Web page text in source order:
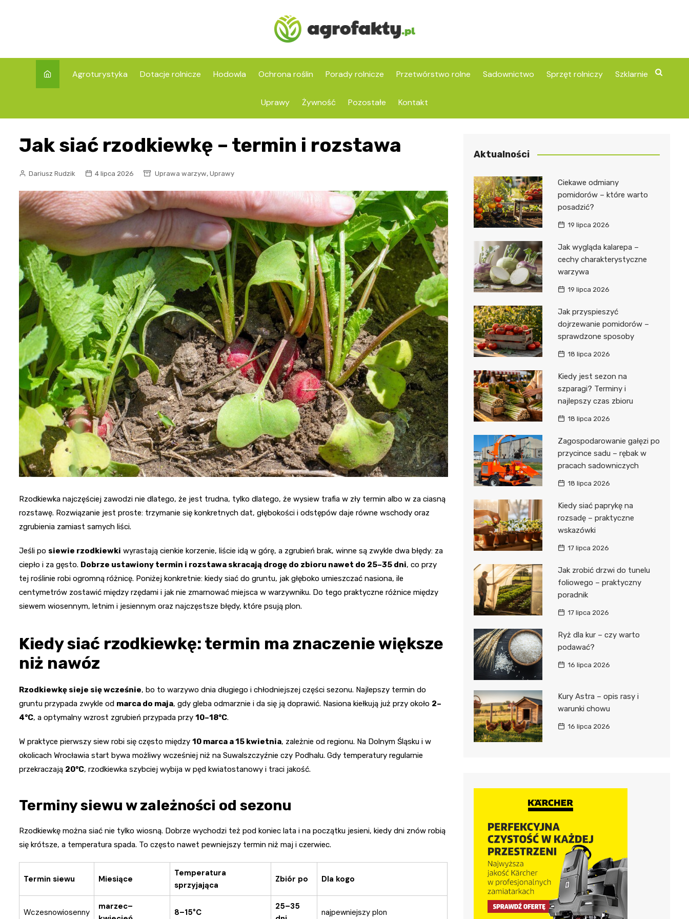
Agroturystyka Dotacje rolnicze Hodowla Ochrona roślin Porady rolnicze Przetwórstwo rolne Sadownictwo Sprzęt rolniczy Szklarnie
Uprawy Żywność Pozostałe Kontakt
Jak siać rzodkiewkę – termin i rozstawa
Dariusz Rudzik 4 lipca 2026 Uprawa warzyw, Uprawy
Rzodkiewka najczęściej zawodzi nie dlatego, że jest trudna, tylko dlatego, że wysiew trafia w zły termin albo w za ciasną
rozstawę. Rozwiązanie jest proste: trzymanie się konkretnych dat, głębokości i odstępów daje równe wschody oraz
zgrubienia zamiast samych liści.
Jeśli po siewie rzodkiewki wyrastają cienkie korzenie, liście idą w górę, a zgrubień brak, winne są zwykle dwa błędy: za
ciepło i za gęsto. Dobrze ustawiony termin i rozstawa skracają drogę do zbioru nawet do 25–35 dni, co przy
tej roślinie robi ogromną różnicę. Poniżej konkretnie: kiedy siać do gruntu, jak głęboko umieszczać nasiona, ile
centymetrów zostawić między rzędami i jak nie zmarnować miejsca w warzywniku. Do tego praktyczne różnice między
siewem wiosennym, letnim i jesiennym oraz najczęstsze błędy, które psują plon.
Kiedy siać rzodkiewkę: termin ma znaczenie większe
niż nawóz
Rzodkiewkę sieje się wcześnie, bo to warzywo dnia długiego i chłodniejszej części sezonu. Najlepszy termin do
gruntu przypada zwykle od marca do maja, gdy gleba odmarznie i da się ją doprawić. Nasiona kiełkują już przy około 2–
4°C, a optymalny wzrost zgrubień przypada przy 10–18°C.
W praktyce pierwszy siew robi się często między 10 marca a 15 kwietnia, zależnie od regionu. Na Dolnym Śląsku i w
okolicach Wrocławia start bywa możliwy wcześniej niż na Suwalszczyźnie czy Podhalu. Gdy temperatury regularnie
przekraczają 20°C, rzodkiewka szybciej wybija w pęd kwiatostanowy i traci jakość.
Terminy siewu w zależności od sezonu
Rzodkiewkę można siać nie tylko wiosną. Dobrze wychodzi też pod koniec lata i na początku jesieni, kiedy dni znów robią
się krótsze, a temperatura spada. To często nawet pewniejszy termin niż maj i czerwiec.
Termin siewu Miesiące
Temperatura
sprzyjająca
Zbiór po Dla kogo
Wczesnowiosenny
marzec–
8–15°C
25–35
najpewniejszy plon
Aktualności
Ciekawe odmiany
pomidorów – które warto
posadzić?
19 lipca 2026
Jak wygląda kalarepa –
cechy charakterystyczne
warzywa
19 lipca 2026
Jak przyspieszyć
dojrzewanie pomidorów –
sprawdzone sposoby
18 lipca 2026
Kiedy jest sezon na
szparagi? Terminy i
najlepszy czas zbioru
18 lipca 2026
Zagospodarowanie gałęzi po
przycince sadu – rębak w
pracach sadowniczych
18 lipca 2026
Kiedy siać paprykę na
rozsadę – praktyczne
wskazówki
17 lipca 2026
Jak zrobić drzwi do tunelu
foliowego – praktyczny
poradnik
17 lipca 2026
Ryż dla kur – czy warto
podawać?
16 lipca 2026
Kury Astra – opis rasy i
warunki chowu
16 lipca 2026